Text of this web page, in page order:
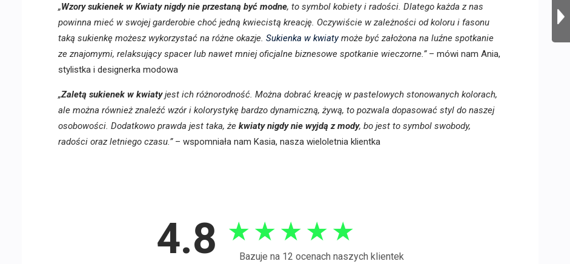
„Wzory sukienek w Kwiaty nigdy nie przestaną być modne, to symbol kobiety i radości. Dlatego każda z nas
powinna mieć w swojej garderobie choć jedną kwiecistą kreację. Oczywiście w zależności od koloru i fasonu
taką sukienkę możesz wykorzystać na różne okazje. Sukienka w kwiatymoże być założona na luźne spotkanie
ze znajomymi, relaksujący spacer lub nawet mniej oficjalne biznesowe spotkanie wieczorne.”– mówi nam Ania,
stylistka i designerka modowa
„Zaletą sukienek w kwiatyjest ich różnorodność. Można dobrać kreację w pastelowych stonowanych kolorach,
ale można również znaleźć wzór i kolorystykę bardzo dynamiczną, żywą, to pozwala dopasować styl do naszej
osobowości. Dodatkowo prawda jest taka, że kwiaty nigdy nie wyjdą z mody, bo jest to symbol swobody,
radości oraz letniego czasu.”– wspomniała nam Kasia, nasza wieloletnia klientka
4.8 ★ ★ ★ ★ ★
Bazuje na 12 ocenach naszych klientek